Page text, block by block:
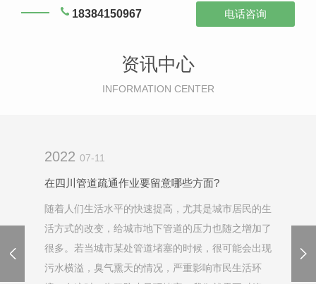
18384150967 电话咨询
资讯中心
INFORMATION CENTER
2022 07-11
在四川管道疏通作业要留意哪些方面?
随着人们生活水平的快速提高，尤其是城市居民的生
活方式的改变，给城市地下管道的压力也随之增加了
很多。若当城市某处管道堵塞的时候，很可能会出现
污水横溢，臭气熏天的情况，严重影响市民生活环